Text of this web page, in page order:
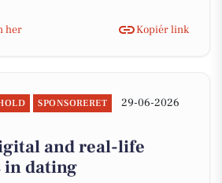
her Kopiér link
SPONSORERET
29-06-2026
and real-life
dating